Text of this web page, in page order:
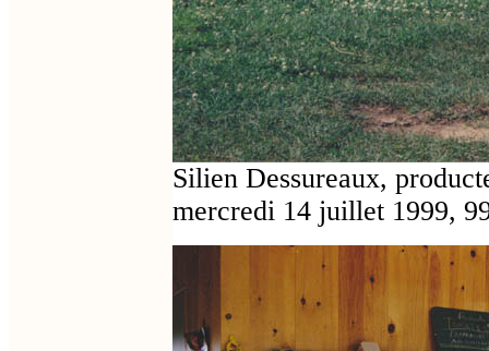
Silien Dessureaux,
mercredi 14 juillet 1999,